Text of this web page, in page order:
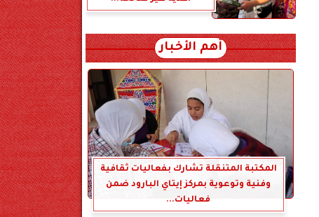
أهم الأخبار
المكتبة المتنقلة تشارك بفعاليات ثقافية
وفنية وتوعوية بمركز إيتاي البارود ضمن
فعاليات...